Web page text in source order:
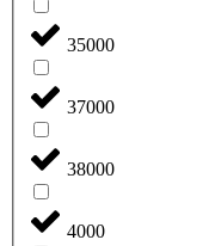
35000
37000
38000
4000